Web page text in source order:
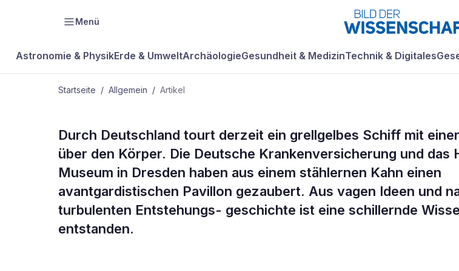
Menü
Astronomie & PhysikErde & UmweltArchäologieGesundheit & MedizinTechnik & Digitales
Startseite / Allgemein / Artikel
ALLGEMEIN
Der schwimmende
Körper
Durch Deutschland tourt derzeit ein grellgelbes Schiff mit
über den Körper. Die Deutsche Krankenversicherung und das
Museum in Dresden haben aus einem stählernen Kahn einen
avantgardistischen Pavillon gezaubert. Aus vagen Ideen und
turbulenten Entstehungs- geschichte ist eine schillernde
entstanden.